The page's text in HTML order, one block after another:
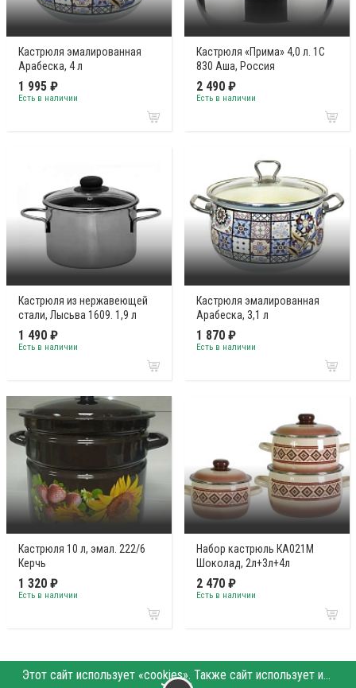
Кастрюля эмалированная
Арабеска, 4 л
1 995 ₽
Есть в наличии
Кастрюля «Прима» 4,0 л. 1С
830 Аша, Россия
2 490 ₽
Есть в наличии
Кастрюля из нержавеющей
стали, Лысьва 1609. 1,9 л
1 490 ₽
Есть в наличии
Кастрюля эмалированная
Арабеска, 3,1 л
1 870 ₽
Есть в наличии
Кастрюля 10 л, эмал. 222/6
Керчь
1 320 ₽
Есть в наличии
Набор кастрюль КА021М
Шоколад, 2л+3л+4л
2 470 ₽
Есть в наличии
Этот сайт использует «cookies». Также сайт использует интернет-сервис для сбора технических данных касательно посетителей с целью получения маркетинговой и статистической информации. Условия обработки данных посетителей сайта см.